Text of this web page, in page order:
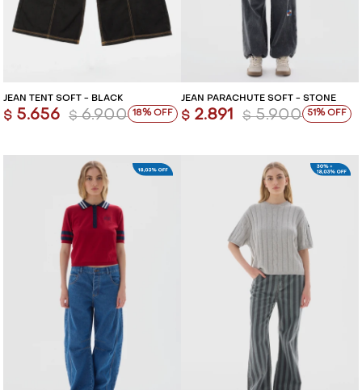
JEAN TENT SOFT - BLACK
$ 5.656 $ 6.900 18
JEAN PARACHUTE SOFT - STONE
$ 2.891 $ 5.900 51